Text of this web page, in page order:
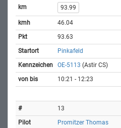
93.99
46.04
93.63
Pinkafeld
OE-5113 (Astir CS)
10:21 - 12:23
13
Promitzer Thomas